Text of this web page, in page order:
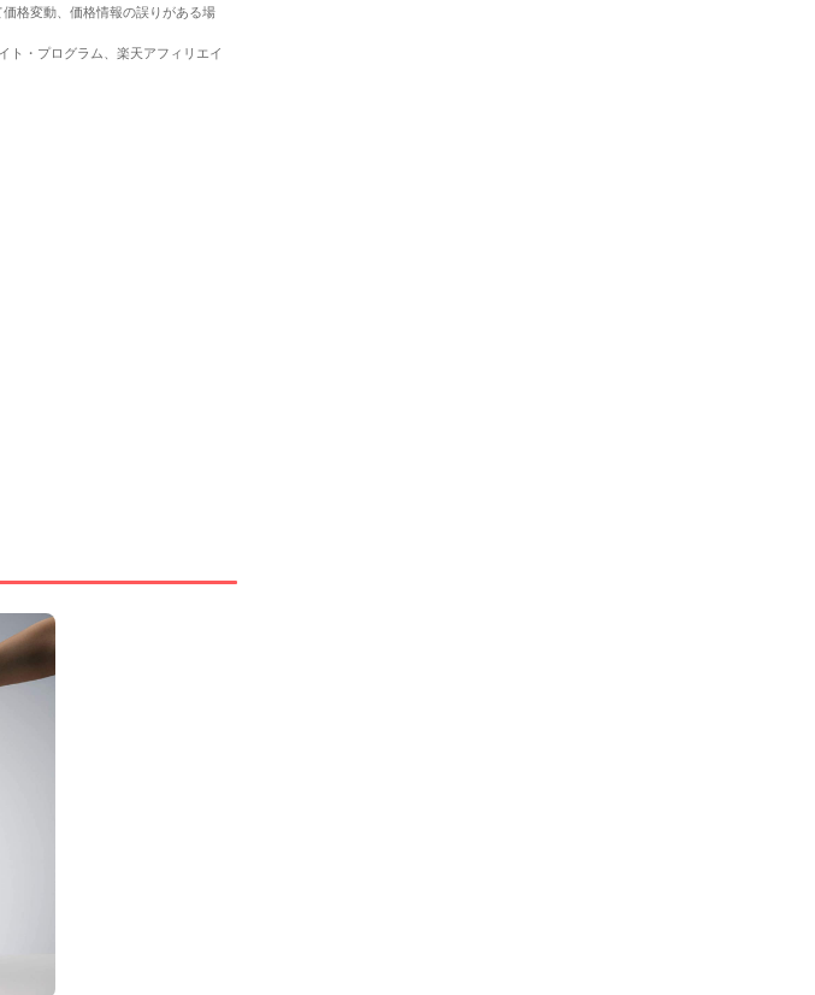
格変動、価格情報の誤りがある場
ト・プログラム、楽天アフィリエイ